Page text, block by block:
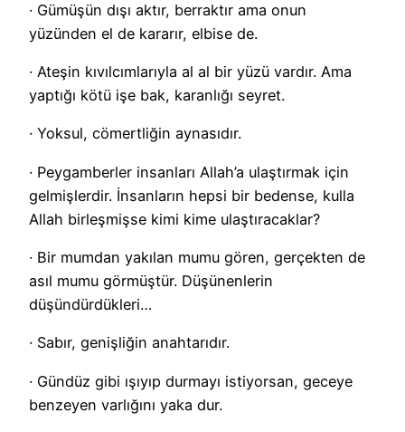
· Gümüşün dışı aktır, berraktır ama onun
yüzünden el de kararır, elbise de.
· Ateşin kıvılcımlarıyla al al bir yüzü vardır. Ama
yaptığı kötü işe bak, karanlığı seyret.
· Yoksul, cömertliğin aynasıdır.
· Peygamberler insanları Allah’a ulaştırmak için
gelmişlerdir. İnsanların hepsi bir bedense, kulla
Allah birleşmişse kimi kime ulaştıracaklar?
· Bir mumdan yakılan mumu gören, gerçekten de
asıl mumu görmüştür. Düşünenlerin
düşündürdükleri…
· Sabır, genişliğin anahtarıdır.
· Gündüz gibi ışıyıp durmayı istiyorsan, geceye
benzeyen varlığını yaka dur.